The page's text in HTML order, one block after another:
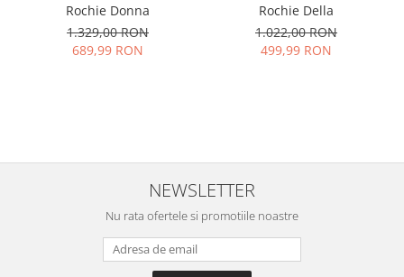
Rochie Donna
1.329,00 RON
689,99 RON
Rochie Della
1.022,00 RON
499,99 RON
NEWSLETTER
Nu rata ofertele si promotiile noastre